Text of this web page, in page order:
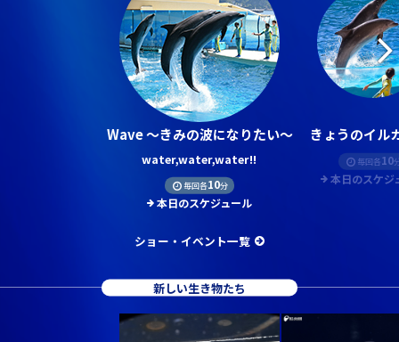
Wave ～きみの波になりたい～
water,water,water!!
毎回各10分
本日のスケジュール
きょうのイル
毎回各10
本日のスケジ
ショー・イベント一覧
新しい生き物たち